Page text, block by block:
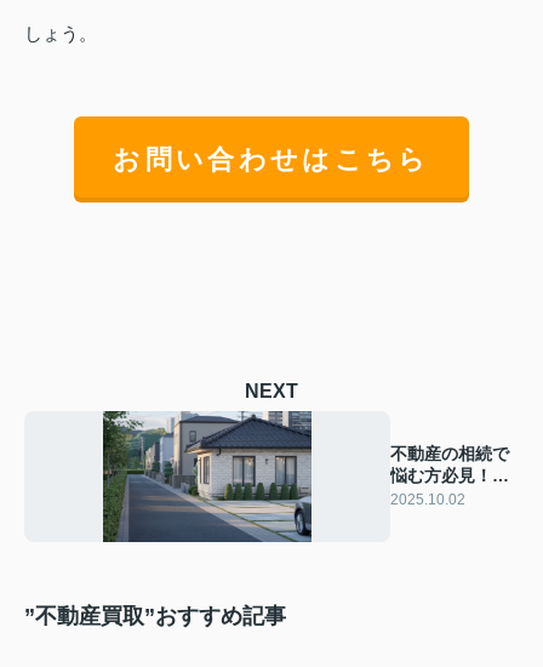
しょう。
お問い合わせはこちら
NEXT
不動産の相続で
悩む方必見！税
金や手続きの流
2025.10.02
”不動産買取”おすすめ記事